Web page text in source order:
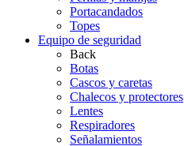
Portacandados
Topes
Equipo de seguridad
Back
Botas
Cascos y caretas
Chalecos y protectores
Lentes
Respiradores
Señalamientos